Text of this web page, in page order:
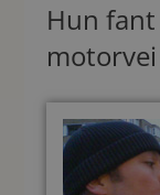
Hun
motorvei